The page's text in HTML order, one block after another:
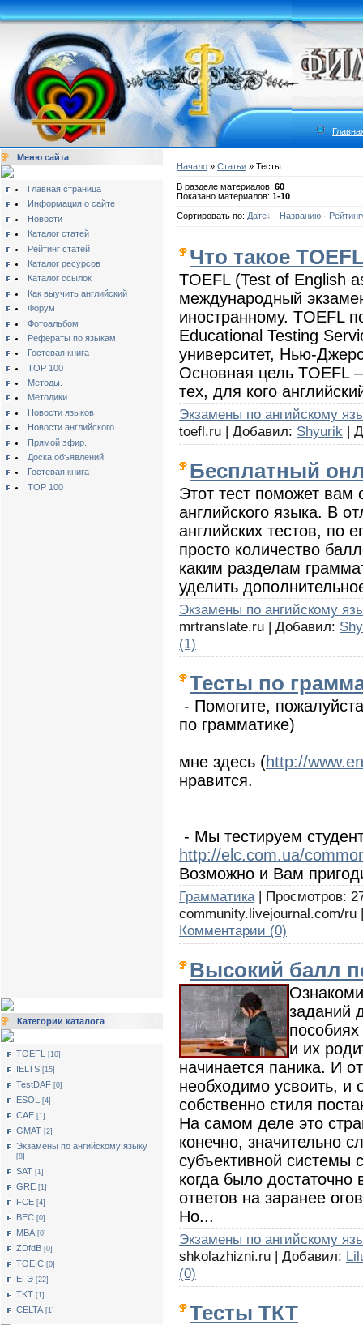
Меню сайта
Главная страница
Информация о сайте
Новости
Каталог статей
Рейтинг статей
Каталог ресурсов
Каталог ссылок
Как выучить английский
Форум
Фотоальбом
Рефераты по языкам
Гостевая книга
TOP 100
Методы.
Методики.
Новости языков
Новости английского
Прямой эфир.
Доска объявлений
Гостевая книга
TOP 100
Категории каталога
TOEFL [10]
IELTS [15]
TestDAF [0]
ESOL [4]
САЕ [1]
GMAT [2]
Экзамены по ангийскому языку
[8]
SAT [1]
GRE [1]
FCE [4]
BEC [0]
MBA [0]
ZDfdB [0]
TOEIC [0]
ЕГЭ [22]
TKT [1]
CELTA [1]
Начало » Статьи » Тесты
В разделе материалов: 60
Показано материалов: 1-10
Сортировать по: Дате · Названию ·
Что такое
TOEFL (Test of English
международный
иностранному. TOEFL
Educational Testing
университет, Нью-
Основная цель TOEFL
тех, для кого
Экзамены по ангийскому
toefl.ru | Добавил: Shyurik |
Бесплатный
Этот тест поможет вам
английского языка. В
английских тестов, по
просто количество
каким разделам
уделить
Экзамены по ангийскому
mrtranslate.ru | Добавил:
(1)
Тесты по
- Помогите,
по грамматике)
мне здесь (http://
нравится.
- Мы тестируем
http://elc.com.ua/
Возможно и Вам
Грамматика | Просмотров:
community.livejournal.com/
Комментарии (0)
Высокий балл
заданий
и их
начинается паника. И
необходимо усвоить, и
собственно стиля
На самом деле это
конечно, значительно
субъективной системы
когда было
ответов на заранее
Но...
Экзамены по ангийскому
shkolazhizni.ru | Добавил:
(0)
Тесты ТКТ